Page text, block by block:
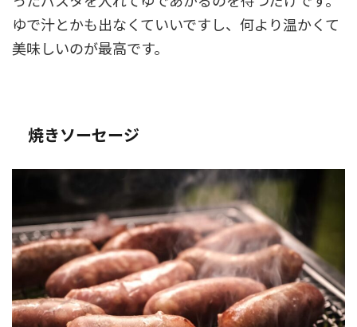
ゆで汁とかも出なくていいですし、何より温かくて
美味しいのが最高です。
焼きソーセージ